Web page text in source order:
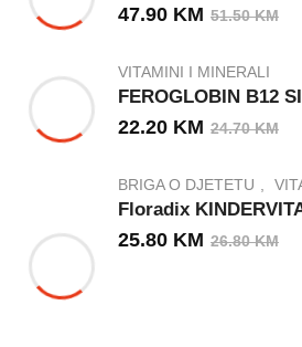
51.50KM
47.90 KM
VITAMINI I MINERALI
FEROGLOBIN B12
24.70KM
22.20 KM
BRIGA O DJETETU
Floradix
26.80KM
25.80 KM